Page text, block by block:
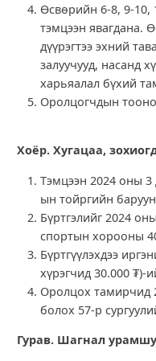
Өсвөрийн 6-8, 9-10,
тэмцээн явагдана.
дүүрэгтээ эхний
залуучууд, насанд
харьяалал бүхий
Оролцогчдын
Хоёр. Хугацаа,
Тэмцээн 2024 оны 3
ын тойргийн
Бүртгэлийг 2024
спортын хорооны
Бүртгүүлэхдээ
хүрэгчид 30.000 ₮)-
Оролцох тамирчид
болох 57-р
Гурав. Шагнал